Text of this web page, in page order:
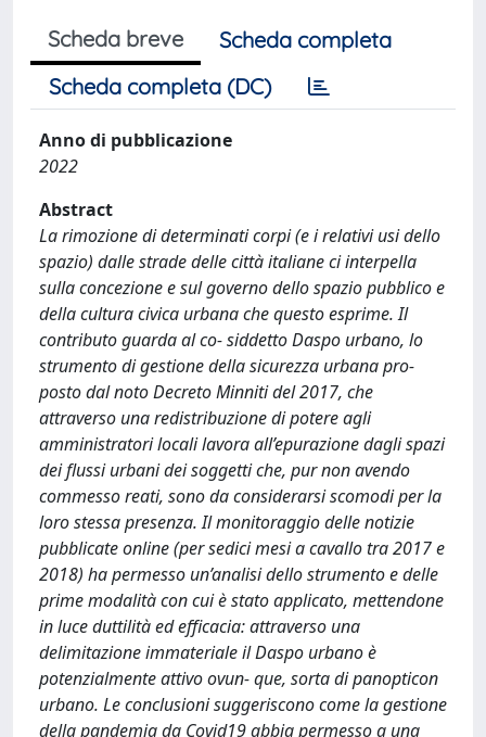
Scheda breve
Scheda completa
Scheda completa (DC)
Anno di pubblicazione
2022
Abstract
La rimozione di determinati corpi (e i relativi usi dello
spazio) dalle strade delle città italiane ci interpella
sulla concezione e sul governo dello spazio pubblico e
della cultura civica urbana che questo esprime. Il
contributo guarda al co- siddetto Daspo urbano, lo
strumento di gestione della sicurezza urbana pro-
posto dal noto Decreto Minniti del 2017, che
attraverso una redistribuzione di potere agli
amministratori locali lavora all’epurazione dagli spazi
dei flussi urbani dei soggetti che, pur non avendo
commesso reati, sono da considerarsi scomodi per la
loro stessa presenza. Il monitoraggio delle notizie
pubblicate online (per sedici mesi a cavallo tra 2017 e
2018) ha permesso un’analisi dello strumento e delle
prime modalità con cui è stato applicato, mettendone
in luce duttilità ed efficacia: attraverso una
delimitazione immateriale il Daspo urbano è
potenzialmente attivo ovun- que, sorta di panopticon
urbano. Le conclusioni suggeriscono come la gestione
della pandemia da Covid19 abbia permesso a una